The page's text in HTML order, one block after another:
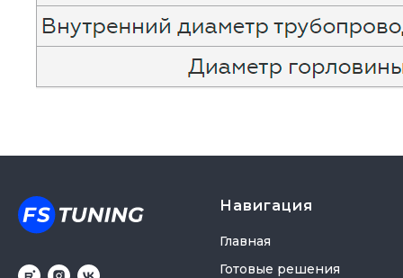
Навигация
Главная
Готовые решения